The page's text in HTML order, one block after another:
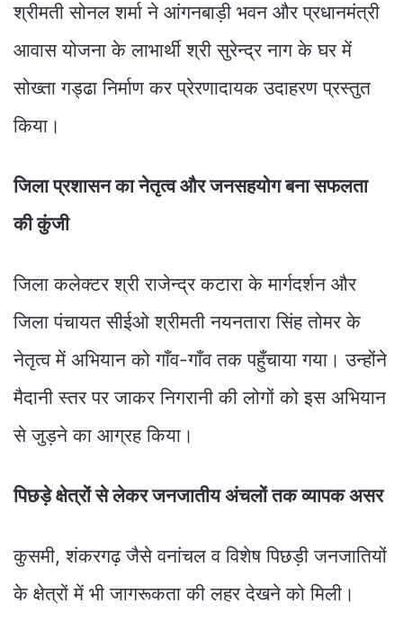
श्रीमती सोनल शर्मा ने आंगनबाड़ी भवन और प्रधानमंत्री
आवास योजना के लाभार्थी श्री सुरेन्द्र नाग के घर में
सोख्ता गड्ढा निर्माण कर प्रेरणादायक उदाहरण प्रस्तुत
किया।
जिला प्रशासन का नेतृत्व और जनसहयोग बना सफलता
की कुंजी
जिला कलेक्टर श्री राजेन्द्र कटारा के मार्गदर्शन और
जिला पंचायत सीईओ श्रीमती नयनतारा सिंह तोमर के
नेतृत्व में अभियान को गाँव-गाँव तक पहुँचाया गया। उन्होंने
मैदानी स्तर पर जाकर निगरानी की लोगों को इस अभियान
से जुड़ने का आग्रह किया।
पिछड़े क्षेत्रों से लेकर जनजातीय अंचलों तक व्यापक असर
कुसमी, शंकरगढ़ जैसे वनांचल व विशेष पिछड़ी जनजातियों
के क्षेत्रों में भी जागरूकता की लहर देखने को मिली।